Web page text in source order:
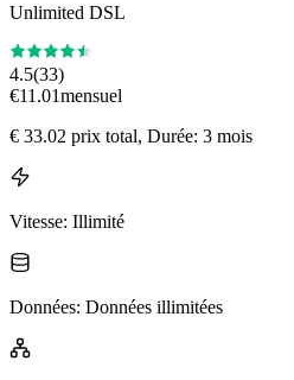
Unlimited DSL
4.5(33)
€11.01mensuel
€ 33.02 prix total, Durée: 3 mois
Vitesse: Illimité
Données: Données illimitées